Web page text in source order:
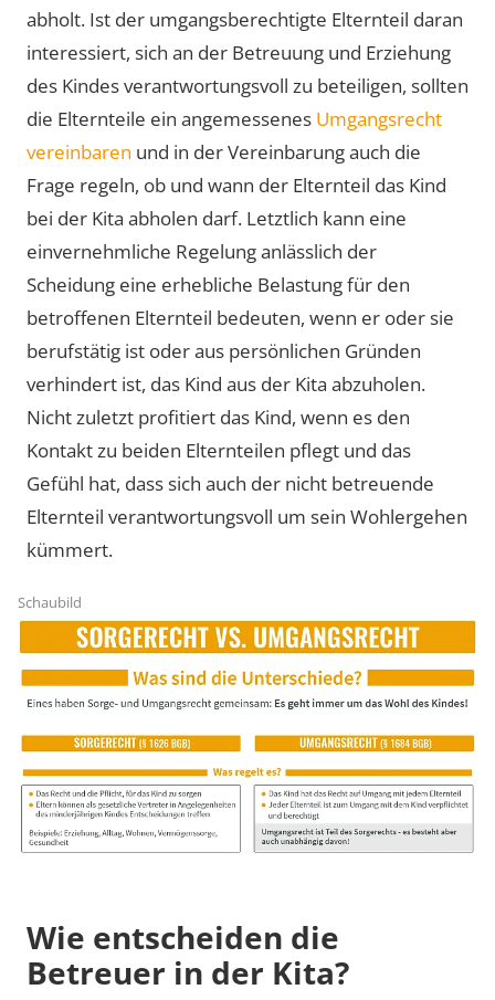
Schaubild
abholt. Ist der umgangsberechtigte Elternteil daran
interessiert, sich an der Betreuung und Erziehung
des Kindes verantwortungsvoll zu beteiligen, sollten
die Elternteile ein angemessenes Umgangsrecht
vereinbaren und in der Vereinbarung auch die
Frage regeln, ob und wann der Elternteil das Kind
bei der Kita abholen darf. Letztlich kann eine
einvernehmliche Regelung anlässlich der
Scheidung eine erhebliche Belastung für den
betroffenen Elternteil bedeuten, wenn er oder sie
berufstätig ist oder aus persönlichen Gründen
verhindert ist, das Kind aus der Kita abzuholen.
Nicht zuletzt profitiert das Kind, wenn es den
Kontakt zu beiden Elternteilen pflegt und das
Gefühl hat, dass sich auch der nicht betreuende
Elternteil verantwortungsvoll um sein Wohlergehen
kümmert.
Wie entscheiden die
Betreuer in der Kita?